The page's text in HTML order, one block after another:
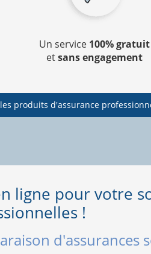
Un service 100% gratuit
etsans engagement
produits d'assurance
ligne pour votre
!
d'assurances